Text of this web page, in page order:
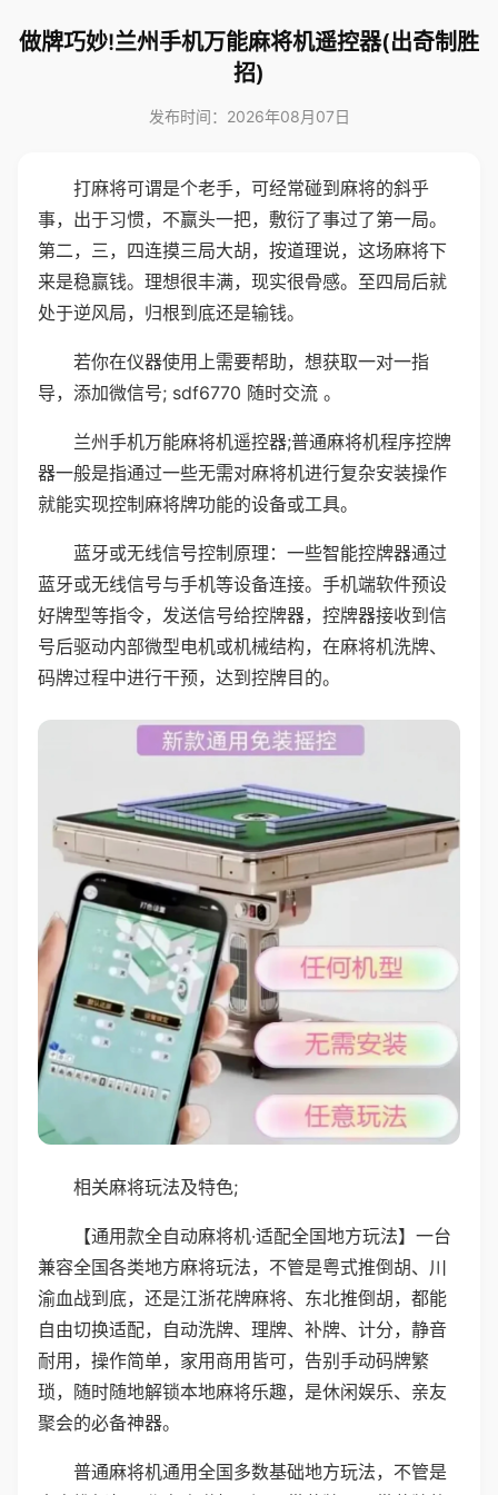
做牌巧妙!兰州手机万能麻将机遥控器(出奇制胜
招)
发布时间：2026年08月07日
打麻将可谓是个老手，可经常碰到麻将的斜乎
事，出于习惯，不赢头一把，敷衍了事过了第一局。
第二，三，四连摸三局大胡，按道理说，这场麻将下
来是稳赢钱。理想很丰满，现实很骨感。至四局后就
处于逆风局，归根到底还是输钱。
若你在仪器使用上需要帮助，想获取一对一指
导，添加微信号; sdf6770 随时交流 。
兰州手机万能麻将机遥控器;普通麻将机程序控牌
器一般是指通过一些无需对麻将机进行复杂安装操作
就能实现控制麻将牌功能的设备或工具。
蓝牙或无线信号控制原理：一些智能控牌器通过
蓝牙或无线信号与手机等设备连接。手机端软件预设
好牌型等指令，发送信号给控牌器，控牌器接收到信
号后驱动内部微型电机或机械结构，在麻将机洗牌、
码牌过程中进行干预，达到控牌目的。
相关麻将玩法及特色;
【通用款全自动麻将机·适配全国地方玩法】一台
兼容全国各类地方麻将玩法，不管是粤式推倒胡、川
渝血战到底，还是江浙花牌麻将、东北推倒胡，都能
自由切换适配，自动洗牌、理牌、补牌、计分，静音
耐用，操作简单，家用商用皆可，告别手动码牌繁
琐，随时随地解锁本地麻将乐趣，是休闲娱乐、亲友
聚会的必备神器。
普通麻将机通用全国多数基础地方玩法，不管是